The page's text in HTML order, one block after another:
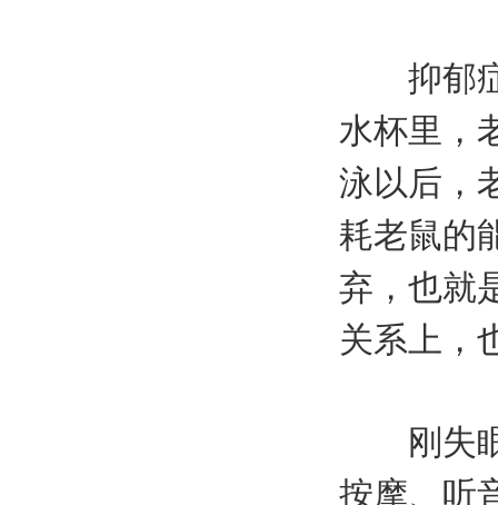
抑郁症
水杯里，
泳以后，
耗老鼠的
弃，也就
关系上，
刚失眠
按摩、听